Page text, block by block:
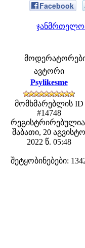
Facebook
მოდერატორები:
ავტორი
Psylikesme
მომხმარებლის ID
#14748
შაბათი, 20 აგვისტო
2022 წ. 05:48
შეტყობინებები: